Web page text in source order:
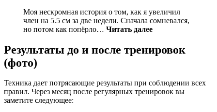
Моя нескромная история о том, как я увеличил
член на 5.5 см за две недели. Сначала сомневался,
но потом как попёрло… Читать далее
Результаты до и после тренировок
(фото)
Техника дает потрясающие результаты при соблюдении всех
правил. Через месяц после регулярных тренировок вы
заметите следующее: